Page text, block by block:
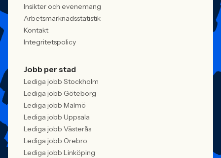
Insikter och evenemang
Arbetsmarknadsstatistik
Kontakt
Integritetspolicy
Jobb per stad
Lediga jobb Stockholm
Lediga jobb Göteborg
Lediga jobb Malmö
Lediga jobb Uppsala
Lediga jobb Västerås
Lediga jobb Örebro
Lediga jobb Linköping